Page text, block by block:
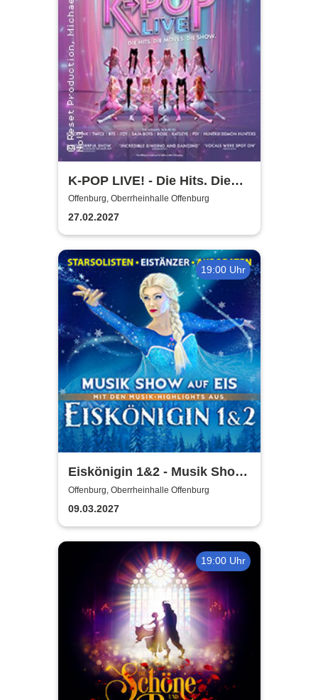
K-POP LIVE! - Die Hits. Die
Moves. Die Show.
Offenburg, Oberrheinhalle Offenburg
27.02.2027
19:00 Uhr
Eiskönigin 1&2 - Musik Show
auf Eis
Offenburg, Oberrheinhalle Offenburg
09.03.2027
19:00 Uhr